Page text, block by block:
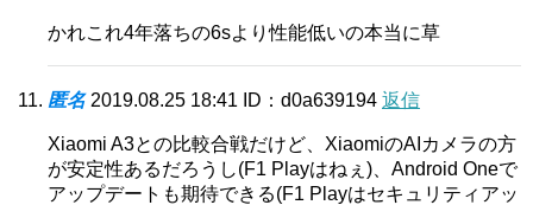
かれこれ4年落ちの6sより性能低いの本当に草
匿名 2019.08.25 18:41 ID：d0a639194 返信
Xiaomi A3との比較合戦だけど、XiaomiのAIカメラの方
が安定性あるだろうし(F1 Playはねぇ)、Android Oneで
アップデートも期待できる(F1 Playはセキュリティアッ